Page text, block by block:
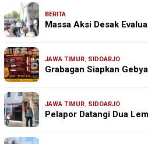
BERITA
Massa Aksi Desak
JAWA TIMUR, SIDOARJO
Grabagan Siapkan
JAWA TIMUR, SIDOARJO
Pelapor Datangi Dua